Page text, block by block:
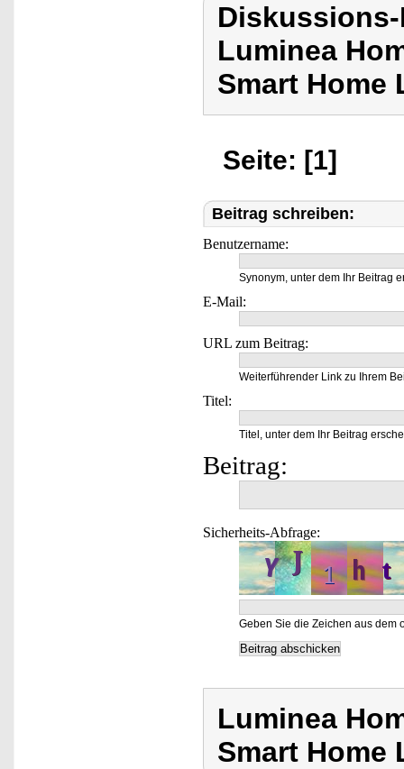
Luminea
Smart Home
Seite: [1]
Beitrag schreiben:
Benutzername:
Synonym, unter dem Ihr Beitrag
E-Mail:
URL zum Beitrag:
Weiterführender Link zu Ihrem
Titel:
Titel, unter dem Ihr Beitrag
Beitrag:
Sicherheits-Abfrage:
Geben Sie die Zeichen aus dem
Luminea
Smart Home